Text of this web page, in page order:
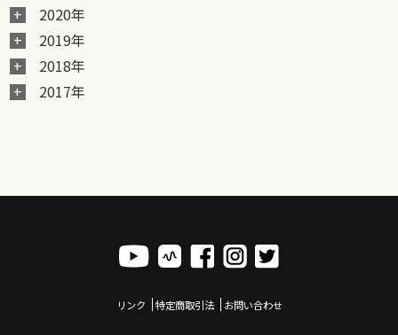
2020年
2019年
2018年
2017年
リンク 特定商取引法 お問い合わせ